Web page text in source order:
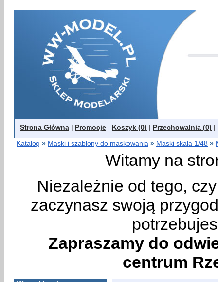
Strona Główna | Promocje | Koszyk (0) | Przechowalnia (0) |
Katalog » Maski i szablony do maskowania » Maski skala 1/48 »
Witamy na
Niezależnie od tego,
zaczynasz swoją
Zapraszamy do
centrum